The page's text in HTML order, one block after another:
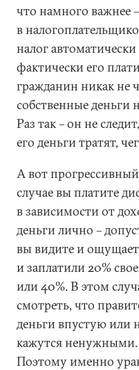
что намного важнее
в
налог
фактически его
гражданин никак не
собственные деньги
Раз так – он не
его деньги тратят,
А вот
случае вы платите
в зависимости от
деньги лично –
вы видите и
и заплатили 20%
или 40%. В этом
смотреть, что
деньги впустую или
кажутся ненужными.
Поэтому именно